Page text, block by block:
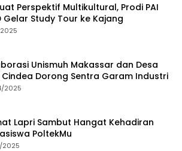
Perspektif Multikultural, Prodi PAI
Gelar Study Tour ke Kajang
Unismuh Makassar dan Desa
Cindea Dorong Sentra Garam Industri
2025
Lapri Sambut Hangat Kehadiran
PoltekMu
2025